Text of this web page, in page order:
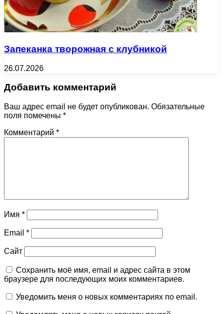
Запеканка творожная с клубникой
26.07.2026
Добавить комментарий
Ваш адрес email не будет опубликован. Обязательные
поля помечены *
Комментарий *
Имя *
Email *
Сайт
Сохранить моё имя, email и адрес сайта в этом
браузере для последующих моих комментариев.
Уведомить меня о новых комментариях по email.